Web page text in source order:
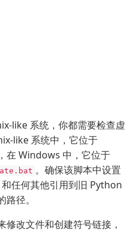
like 系统，你都需要检查虚
like 系统中，它位于
，在 Windows 中，它位于
。确保该脚本中设置
和任何其他引用到旧 Python
径。
改文件和创建符号链接，